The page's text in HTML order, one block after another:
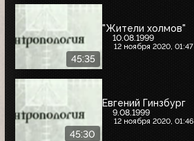
45:35
"Жители холмов"
10.08.1999
12 ноября 2020, 01:47
45:30
Евгений Гинзбург
9.08.1999
12 ноября 2020, 01:46